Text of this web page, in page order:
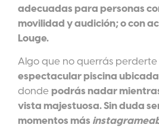
adecuadas para personas
movilidad y audición; o con
Louge.
Algo que no querrás perderte
espectacular piscina ubicada
donde podrás nadar
vista majestuosa. Sin duda
momentos más